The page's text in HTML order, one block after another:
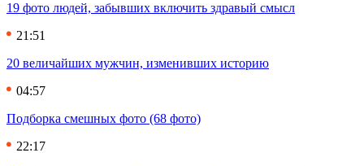
19 фото людей, забывших включить здравый смысл
21:51
20 величайших мужчин, изменивших историю
04:57
Подборка смешных фото (68 фото)
22:17